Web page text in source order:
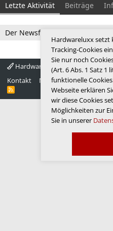
Letzte Aktivität Beiträge
Der Newsfeed ist zur Zeit leer.
Hardwareluxx 4.0
Deutsch
Kontakt
Nutzungsbedingungen
R
Hardwareluxx setzt
Tracking-Cookies
Sie nur noch
(Art. 6 Abs. 1 Satz 1
funktionelle
Webseite erklären
wir diese Cookies
Möglichkeiten zur
Sie in unserer